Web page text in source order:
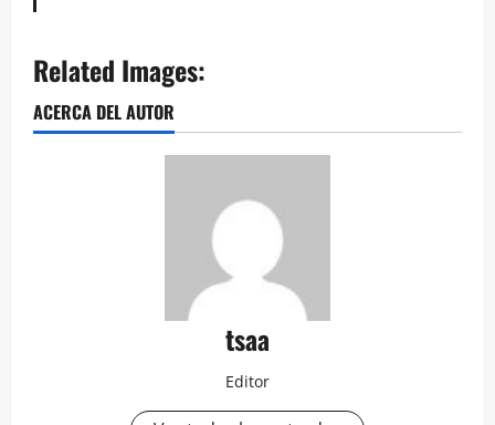
Related Images:
ACERCA DEL AUTOR
tsaa
Editor